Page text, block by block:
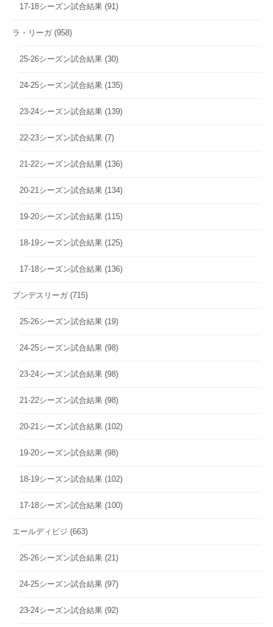
17-18シーズン試合結果 (91)
ラ・リーガ (958)
25-26シーズン試合結果 (30)
24-25シーズン試合結果 (135)
23-24シーズン試合結果 (139)
22-23シーズン試合結果 (7)
21-22シーズン試合結果 (136)
20-21シーズン試合結果 (134)
19-20シーズン試合結果 (115)
18-19シーズン試合結果 (125)
17-18シーズン試合結果 (136)
ブンデスリーガ (715)
25-26シーズン試合結果 (19)
24-25シーズン試合結果 (98)
23-24シーズン試合結果 (98)
21-22シーズン試合結果 (98)
20-21シーズン試合結果 (102)
19-20シーズン試合結果 (98)
18-19シーズン試合結果 (102)
17-18シーズン試合結果 (100)
エールディビジ (663)
25-26シーズン試合結果 (21)
24-25シーズン試合結果 (97)
23-24シーズン試合結果 (92)